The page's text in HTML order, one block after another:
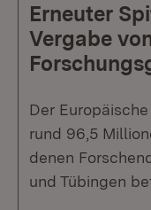
Erneuter
Vergabe
Der
rund 96,5
denen
und Tübingen